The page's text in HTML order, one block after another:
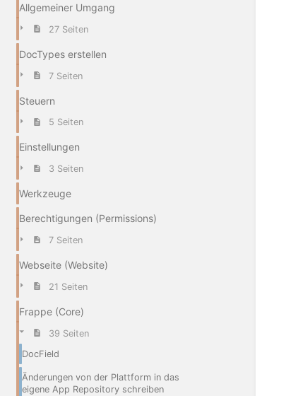
Allgemeiner Umgang
27 Seiten
DocTypes erstellen
7 Seiten
Steuern
5 Seiten
Einstellungen
3 Seiten
Werkzeuge
Berechtigungen (Permissions)
7 Seiten
Webseite (Website)
21 Seiten
Frappe (Core)
39 Seiten
DocField
Änderungen von der Plattform in das
eigene App Repository schreiben